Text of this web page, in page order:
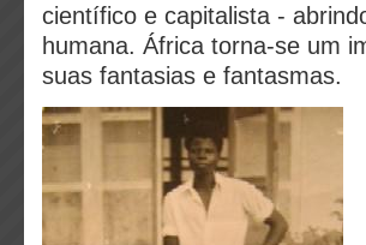
científico e capitalista -
humana. África torna-se um
suas fantasias e fantasmas.